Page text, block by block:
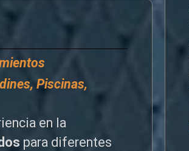
Piscinas,
en la
para diferentes